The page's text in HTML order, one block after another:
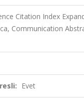
Citation Index
Communication
Evet